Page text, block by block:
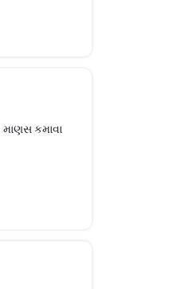
કમાવા